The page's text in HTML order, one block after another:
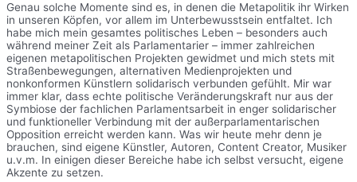
Genau solche Momente sind es, in denen die Metapolitik ihr Wirken
in unseren Köpfen, vor allem im Unterbewusstsein entfaltet. Ich
habe mich mein gesamtes politisches Leben – besonders auch
während meiner Zeit als Parlamentarier – immer zahlreichen
eigenen metapolitischen Projekten gewidmet und mich stets mit
Straßenbewegungen, alternativen Medienprojekten und
nonkonformen Künstlern solidarisch verbunden gefühlt. Mir war
immer klar, dass echte politische Veränderungskraft nur aus der
Symbiose der fachlichen Parlamentsarbeit in enger solidarischer
und funktioneller Verbindung mit der außerparlamentarischen
Opposition erreicht werden kann. Was wir heute mehr denn je
brauchen, sind eigene Künstler, Autoren, Content Creator, Musiker
u.v.m. In einigen dieser Bereiche habe ich selbst versucht, eigene
Akzente zu setzen.